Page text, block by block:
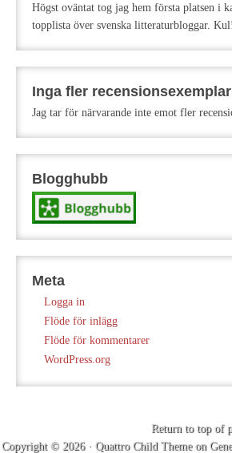
Högst oväntat tog jag hem första platsen i
topplista över svenska litteraturbloggar. Kul!
Inga fler
Jag tar för närvarande inte emot fler
Blogghubb
Meta
Logga in
Flöde för inlägg
Flöde för kommentarer
WordPress.org
Return to top of
Copyright © 2026 · Quattro Child Themeon